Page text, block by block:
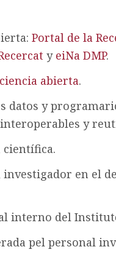
Portal de la
y eiNa DMP.
abierta.
datos y
y
científica.
en el
interno del
pel personal